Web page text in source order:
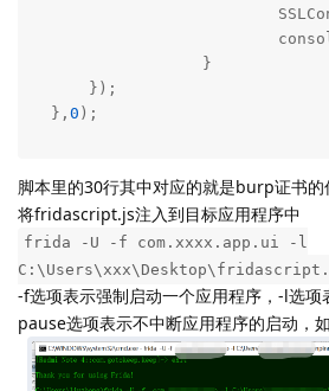
    });
}, 0 );
脚本里的30行其中对应的就是burp证书的
将fridascript.js注入到目标应用程序中
frida -U -f com.xxxx.app.ui -l
-f选项表示强制启动一个应用程序，-l选项
pause选项表示不中断应用程序的启动，